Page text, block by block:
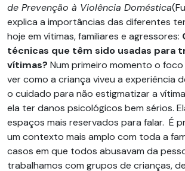
de Prevenção à Violência Doméstica
explica a importâncias das diferentes
hoje em vítimas, familiares e agressores:
técnicas que têm sido usadas para
vítimas? Num primeiro momento o
ver como a criança viveu a experiência
o cuidado para não estigmatizar a
ela ter danos psicológicos bem sérios.
espaços mais reservados para falar. É
um contexto mais amplo com toda a
casos em que todos abusavam da
trabalhamos com grupos de crianças,